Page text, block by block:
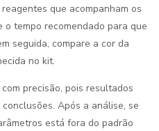
que acompanham os
tempo recomendado para que
seguida, compare a cor da
no kit.
precisão, pois resultados
Após a análise, se
está fora do padrão